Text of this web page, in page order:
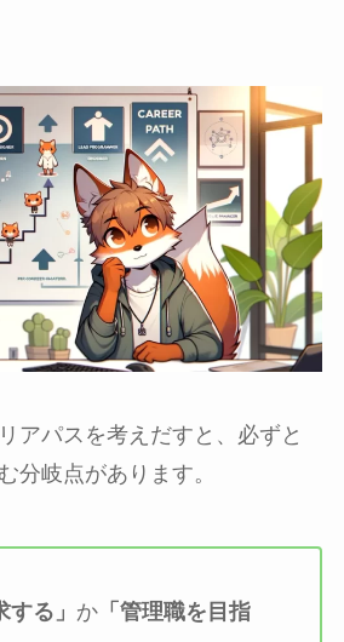
アパスを考えだすと、必ずと
分岐点があります。
する」 か「管理職を目指